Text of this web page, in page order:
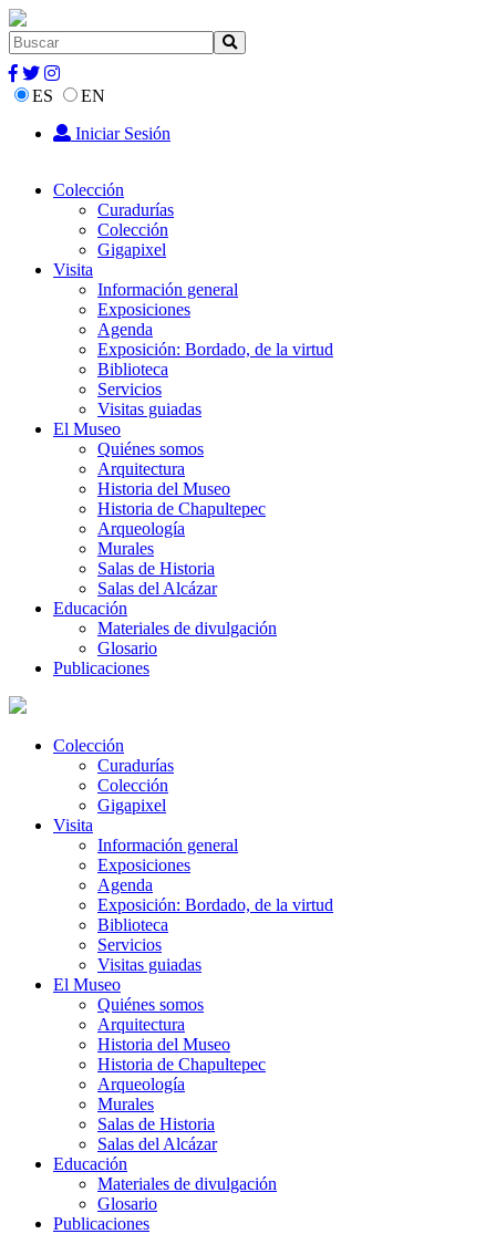
ES
EN
Iniciar Sesión
Colección
Curadurías
Colección
Gigapixel
Visita
Información general
Exposiciones
Agenda
Exposición: Bordado, de la virtud
Biblioteca
Servicios
Visitas guiadas
El Museo
Quiénes somos
Arquitectura
Historia del Museo
Historia de Chapultepec
Arqueología
Murales
Salas de Historia
Salas del Alcázar
Educación
Materiales de divulgación
Glosario
Publicaciones
Colección
Curadurías
Colección
Gigapixel
Visita
Información general
Exposiciones
Agenda
Exposición: Bordado, de la virtud
Biblioteca
Servicios
Visitas guiadas
El Museo
Quiénes somos
Arquitectura
Historia del Museo
Historia de Chapultepec
Arqueología
Murales
Salas de Historia
Salas del Alcázar
Educación
Materiales de divulgación
Glosario
Publicaciones